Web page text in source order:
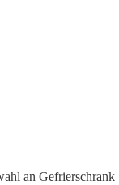
an Gefrierschrank